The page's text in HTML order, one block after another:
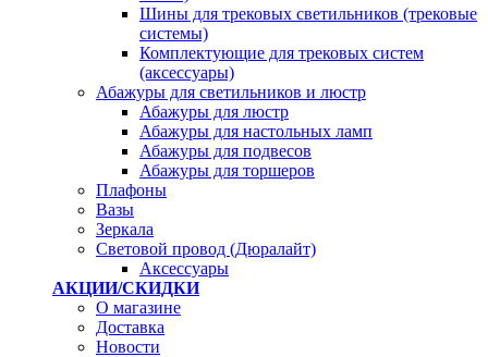
Шины для трековых светильников (трековые
системы)
Комплектующие для трековых систем
(аксессуары)
Абажуры для светильников и люстр
Абажуры для люстр
Абажуры для настольных ламп
Абажуры для подвесов
Абажуры для торшеров
Плафоны
Вазы
Зеркала
Световой провод (Дюралайт)
Аксессуары
АКЦИИ/СКИДКИ
О магазине
Доставка
Новости